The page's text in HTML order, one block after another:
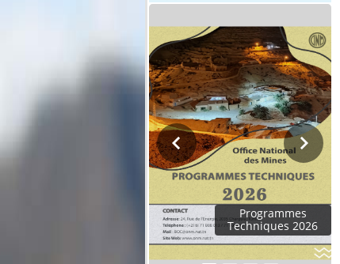
Programmes
Techniques 2026